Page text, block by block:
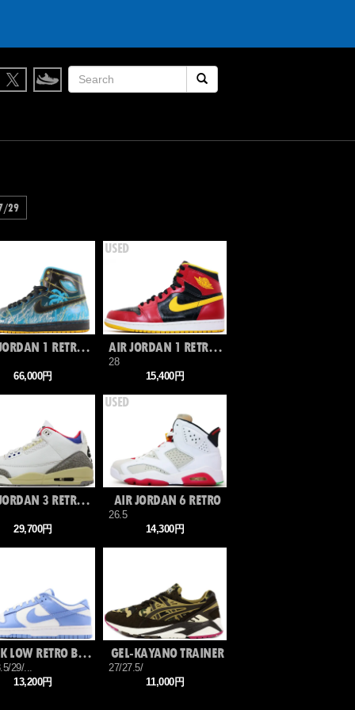
29
AIR JORDAN 1 RETRO HIGH DB
66,000円
AIR JORDAN 1 RETRO HIGH OG
28
15,400円
AIR JORDAN 3 RETRO OG SP
29,700円
AIR JORDAN 6 RETRO
26.5
14,300円
DUNK LOW RETRO BTTYS
29/...
13,200円
GEL-KAYANO TRAINER
27/27.5/
11,000円